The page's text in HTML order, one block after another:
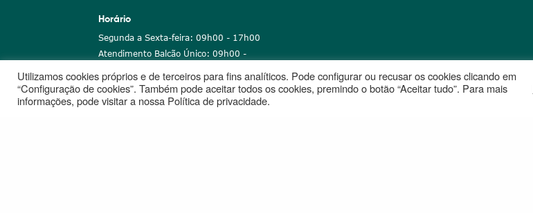
Horário
Segunda a Sexta-feira: 09h00 - 17h00
Atendimento Balcão Único: 09h00 -
Utilizamos cookies próprios e de terceiros para fins analíticos. Pode configurar ou recusar os cookies clicando em
“Configuração de cookies”. Também pode aceitar todos os cookies, premindo o botão “Aceitar tudo”. Para mais
informações, pode visitar a nossa Política de privacidade.